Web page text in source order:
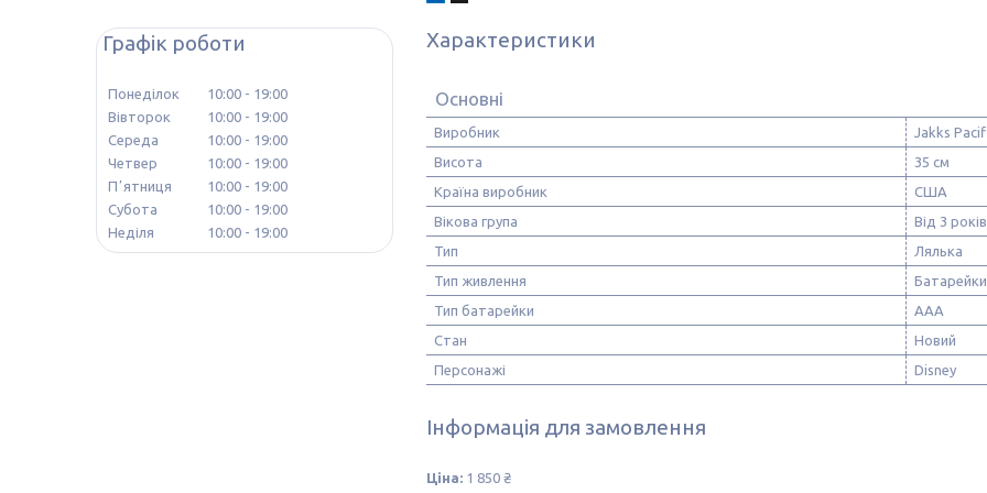
Характеристики
Основні
Виробник
Jakks
Висота
35 см
Країна виробник
США
Вікова група
Від 3 років
Тип
Лялька
Тип живлення
Батарейки
Тип батарейки
ААА
Стан
Новий
Персонажі
Disney
Інформація для замовлення
Ціна: 1 850 ₴
Графік роботи
Понеділок 10:00
19:00
Вівторок
10:00
19:00
Середа
10:00
19:00
Четвер
10:00
19:00
Пʼятниця
10:00
19:00
Субота
10:00
19:00
Неділя
10:00 19:00